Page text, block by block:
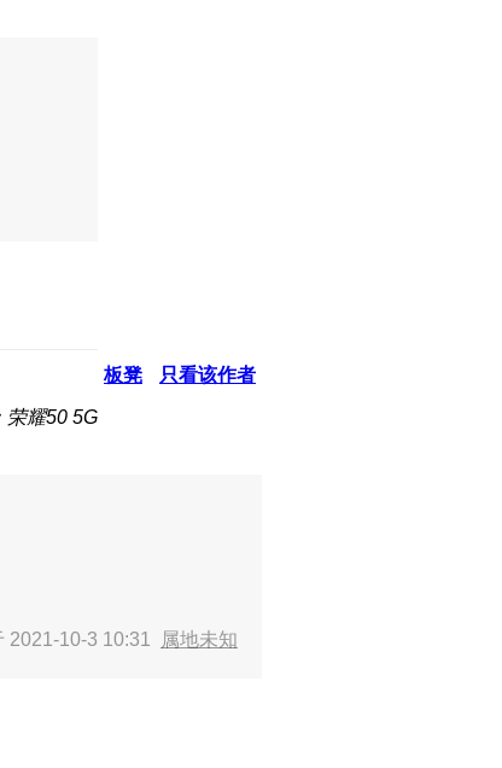
板凳 只看该作者
荣耀50 5G
2021-10-3 10:31 属地未知